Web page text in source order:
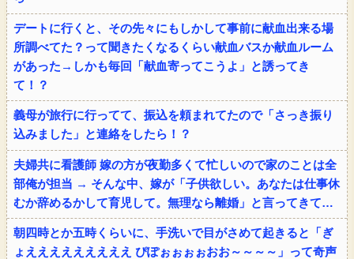
デートに行くと、その先々にもしかして事前に献血出来る場
所調べてた？って聞きたくなるくらい献血バスか献血ルーム
があった→しかも毎回「献血寄ってこうよ」と誘ってき
て！？
義母が旅行に行ってて、振込を頼まれてたので「さっき振り
込みました」と連絡をしたら！？
夫婦共に看護師 嫁の方が夜勤多くて忙しいので家のことは全
部俺が担当 → そんな中、嫁が「子供欲しい。あなたは仕事休
むか辞めるかして育児して。無理なら離婚」と言ってきて…
朝四時とか五時くらいに、手洗いで目がさめて起きると「ぎ
ょえええええええええ ぴぽぉぉぉぉおお～～～～」って奇声